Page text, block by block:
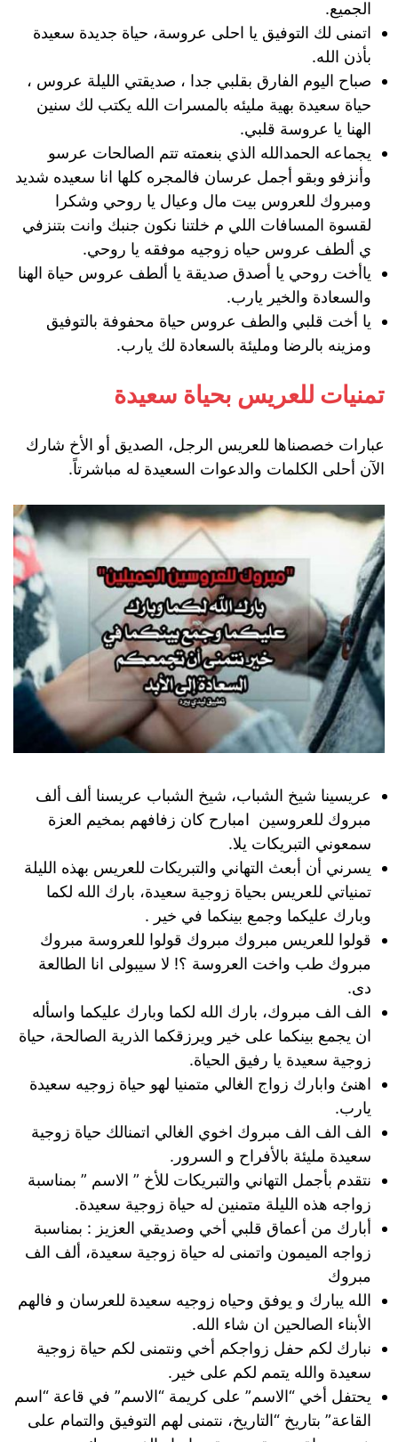
الجميع.
اتمنى لك التوفيق يا احلى عروسة، حياة جديدة سعيدة
بأذن الله.
صباح اليوم الفارق بقلبي جدا ، صديقتي الليلة عروس ،
حياة سعيدة بهية مليئه بالمسرات الله يكتب لك سنين
الهنا يا عروسة قلبي.
يجماعه الحمدالله الذي بنعمته تتم الصالحات عرسو
وأنزفو وبقو أجمل عرسان فالمجره كلها انا سعيده شديد
ومبروك للعروس بيت مال وعيال يا روحي وشكرا
لقسوة المسافات اللي م خلتنا نكون جنبك وانت بتنزفي
ي ألطف عروس حياه زوجيه موفقه يا روحي.
ياأخت روحي يا أصدق صديقة يا ألطف عروس حياة الهنا
والسعادة والخير يارب.
يا أخت قلبي والطف عروس حياة محفوفة بالتوفيق
ومزينه بالرضا ومليئة بالسعادة لك يارب.
تمنيات للعريس بحياة سعيدة
عبارات خصصناها للعريس الرجل، الصديق أو الأخ شارك
الآن أحلى الكلمات والدعوات السعيدة له مباشرتاً.
عريسينا شيخ الشباب، شيخ الشباب عريسنا ألف ألف
مبروك للعروسين امبارح كان زفافهم بمخيم العزة
سمعوني التبريكات يلا.
يسرني أن أبعث التهاني والتبريكات للعريس بهذه الليلة
تمنياتي للعريس بحياة زوجية سعيدة، بارك الله لكما
وبارك عليكما وجمع بينكما في خير .
قولوا للعريس مبروك مبروك قولوا للعروسة مبروك
مبروك طب واخت العروسة ؟! لا سيبولى انا الطالعة
دى.
الف الف مبروك، بارك الله لكما وبارك عليكما واسأله
ان يجمع بينكما على خير ويرزقكما الذرية الصالحة، حياة
زوجية سعيدة يا رفيق الحياة.
اهنئ وابارك زواج الغالي متمنيا لهو حياة زوجيه سعيدة
يارب.
الف الف الف مبروك اخوي الغالي اتمنالك حياة زوجية
سعيدة مليئة بالأفراح و السرور.
نتقدم بأجمل التهاني والتبريكات للأخ ” الاسم ” بمناسبة
زواجه هذه الليلة متمنين له حياة زوجية سعيدة.
أبارك من أعماق قلبي أخي وصديقي العزيز : بمناسبة
زواجه الميمون واتمنى له حياة زوجية سعيدة، ألف الف
مبروك
الله يبارك و يوفق وحياه زوجيه سعيدة للعرسان و فالهم
الأبناء الصالحين ان شاء الله.
نبارك لكم حفل زواجكم أخي ونتمنى لكم حياة زوجية
سعيدة والله يتمم لكم على خير.
يحتفل أخي “الاسم” على كريمة “الاسم” في قاعة “اسم
القاعة” بتاريخ “التاريخ، نتمنى لهم التوفيق والتمام على